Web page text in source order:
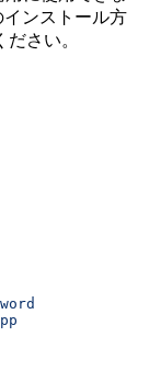
インストール方
さい。